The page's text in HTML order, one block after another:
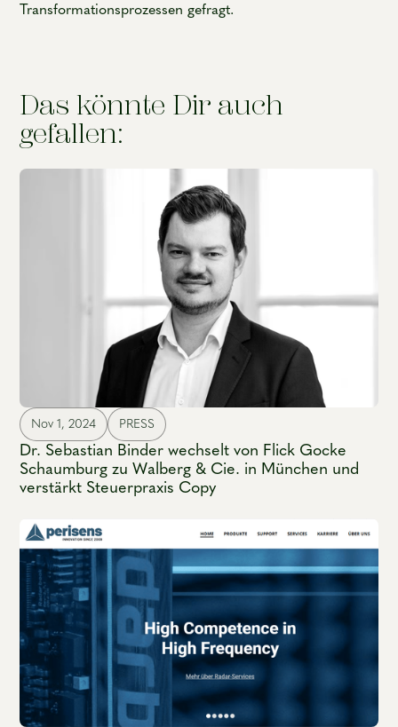
Transformationsprozessen gefragt.
Das könnte Dir auch
gefallen:
Nov 1, 2024 PRESS
Dr. Sebastian Binder wechselt von Flick Gocke
Schaumburg zu Walberg & Cie. in München und
verstärkt Steuerpraxis Copy